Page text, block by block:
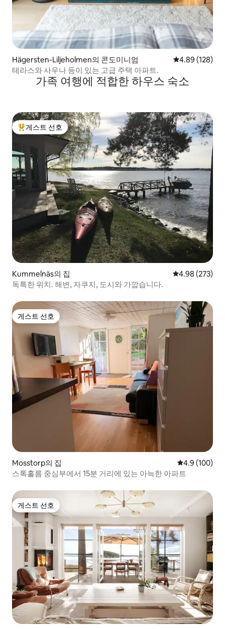
Hägersten-Liljeholmen의 콘도미니엄 평점 4.89점(5
4.89 (128)
테라스와 사우나 등이 있는 고급 주택 아파트.
가족 여행에 적합한 하우스 숙소
상위 게스트 선호
게스트 선호
Kummelnäs의 집 평점 4.98점(5
4.98 (273)
독특한 위치. 해변, 자쿠지, 도시와 가깝습니다.
게스트 선호
게스트 선호
Mosstorp의 집 평점 4.9점(5
4.9 (100)
스톡홀름 중심부에서 15분 거리에 있는 아늑한 아파트
게스트 선호
게스트 선호